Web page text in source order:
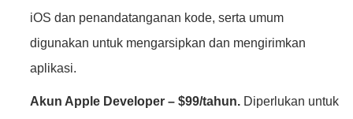
iOS dan penandatanganan kode, serta umum
digunakan untuk mengarsipkan dan mengirimkan
aplikasi.
Akun Apple Developer – $99/tahun. Diperlukan untuk